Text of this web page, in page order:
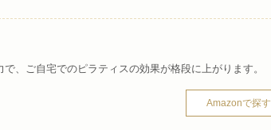
、ご自宅でのピラティスの効果が格段に上がります。
Amazonで探す